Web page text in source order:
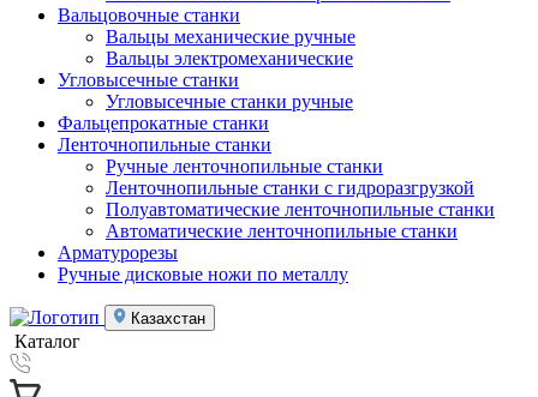
Вальцовочные станки
Вальцы механические ручные
Вальцы электромеханические
Угловысечные станки
Угловысечные станки ручные
Фальцепрокатные станки
Ленточнопильные станки
Ручные ленточнопильные станки
Ленточнопильные станки с гидроразгрузкой
Полуавтоматические ленточнопильные станки
Автоматические ленточнопильные станки
Арматурорезы
Ручные дисковые ножи по металлу
Казахстан
Каталог